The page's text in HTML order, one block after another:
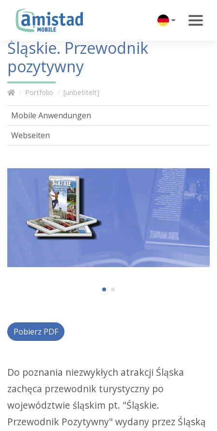
Śląskie. Przewodnik
pozytywny
Portfolio [unbetitelt]
Pobierz PDF
Do poznania niezwykłych atrakcji Śląska
zachęca przewodnik turystyczny po
województwie śląskim pt. "Śląskie.
Przewodnik Pozytywny" wydany przez Śląską
Mobile Anwendungen
Webseiten